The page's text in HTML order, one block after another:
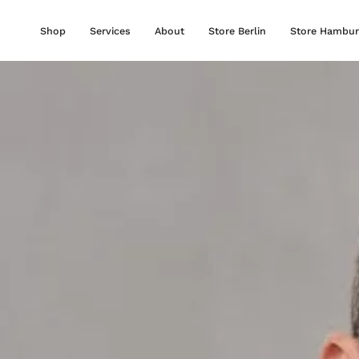
springenShop Services About Store Berlin Store